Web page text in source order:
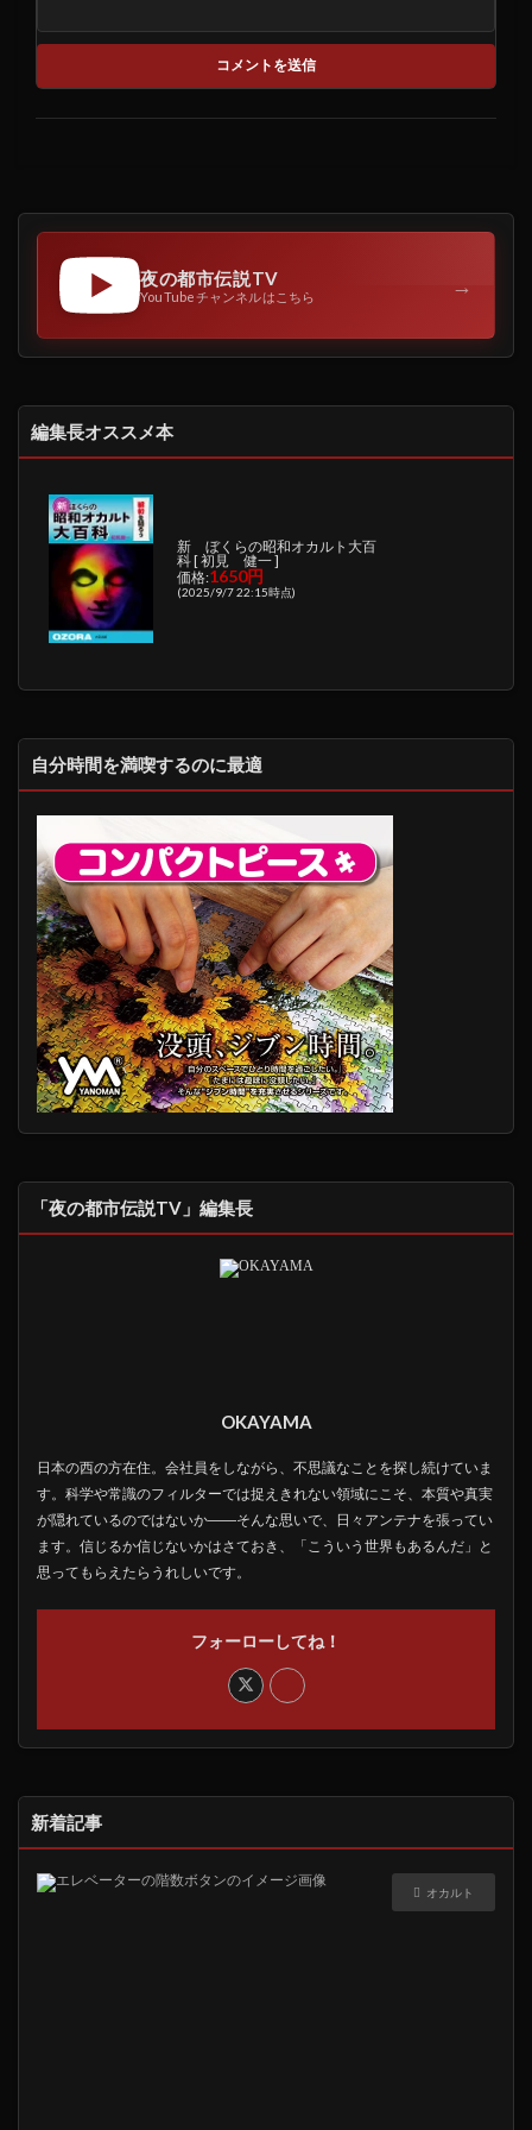
夜の都市伝説TV
YouTubeチャンネルはこちら →
編集長オススメ本
新 ぼくらの昭和オカルト大百
科 [ 初見 健一 ]
価格:1650円
(2025/9/7 22:15時点)
自分時間を満喫するのに最適
「夜の都市伝説TV」編集長
OKAYAMA
日本の西の方在住。会社員をしながら、不思議なことを探し続けていま
す。科学や常識のフィルターでは捉えきれない領域にこそ、本質や真実
が隠れているのではないか――そんな思いで、日々アンテナを張ってい
ます。信じるか信じないかはさておき、「こういう世界もあるんだ」と
思ってもらえたらうれしいです。
フォーローしてね！
新着記事
オカルト